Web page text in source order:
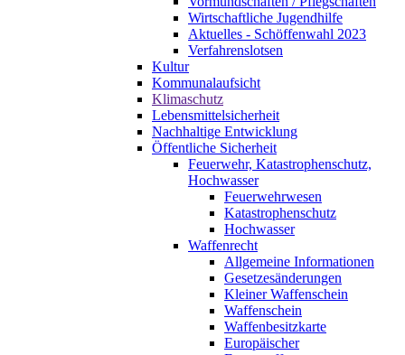
Wirtschaftliche Jugendhilfe
Aktuelles - Schöffenwahl 2023
Verfahrenslotsen
Kultur
Kommunalaufsicht
Klimaschutz
Lebensmittelsicherheit
Nachhaltige Entwicklung
Öffentliche Sicherheit
Feuerwehr, Katastrophenschutz,
Hochwasser
Feuerwehrwesen
Katastrophenschutz
Hochwasser
Waffenrecht
Allgemeine Informationen
Gesetzesänderungen
Kleiner Waffenschein
Waffenschein
Waffenbesitzkarte
Europäischer